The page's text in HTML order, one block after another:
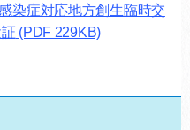
染症対応地方創生臨時交
(PDF 229KB)